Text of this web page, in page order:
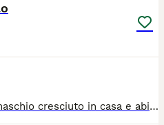
E rimasto ultimo cucciolo maschio cresciuto in casa e abituato in giardino equilibrato stupendo dolce abituato ai gatti ai rumori diverse superfici e trovare soluzioni. I genitori sono visibili. Si cede da subito